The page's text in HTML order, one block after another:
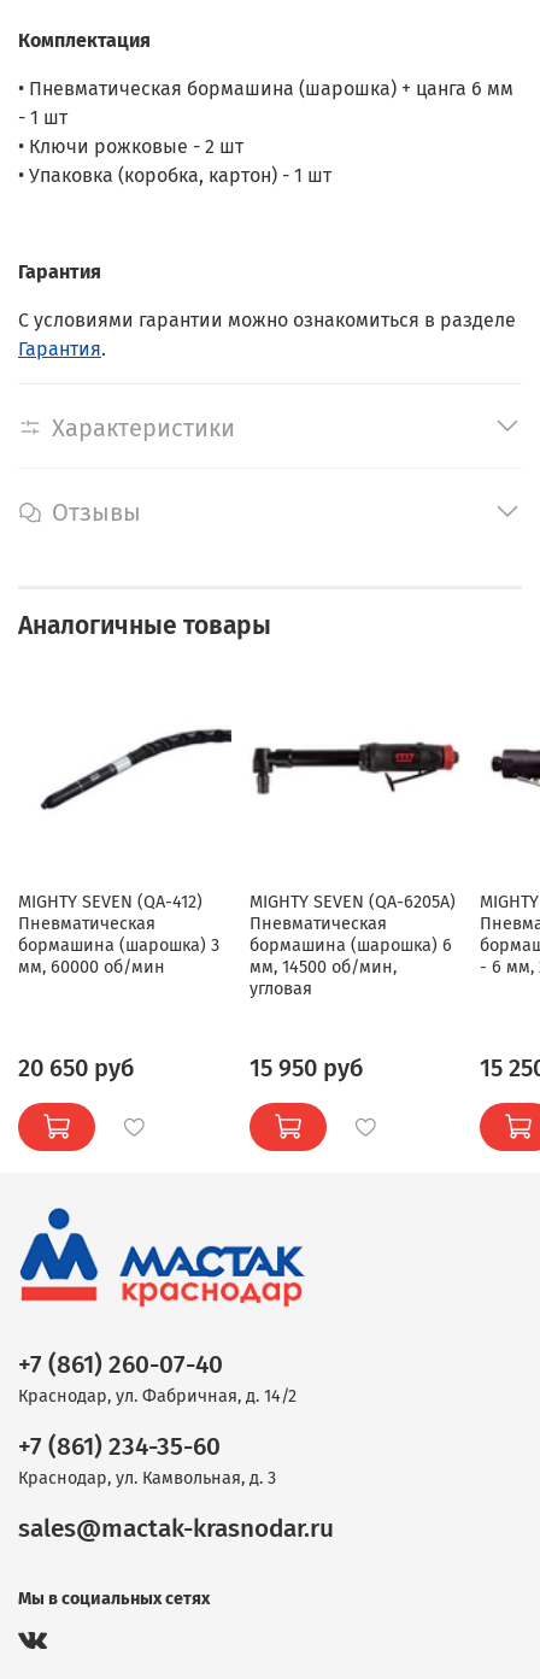
Комплектация
• Пневматическая бормашина (шарошка) + цанга 6 мм
- 1 шт
• Ключи рожковые - 2 шт
• Упаковка (коробка, картон) - 1 шт
Гарантия
С условиями гарантии можно ознакомиться в разделе
Гарантия.
Характеристики
Отзывы
Аналогичные товары
MIGHTY SEVEN (QA-412)
Пневматическая
бормашина (шарошка) 3
мм, 60000 об/мин
20 650 руб
MIGHTY SEVEN (QA-6205A)
Пневматическая
бормашина (шарошка) 6
мм, 14500 об/мин,
угловая
15 950 руб
- 6 мм,
15
+7 (861) 260-07-40
Краснодар, ул. Фабричная, д. 14/2
+7 (861) 234-35-60
Краснодар, ул. Камвольная, д. 3
sales@mactak-krasnodar.ru
Мы в социальных сетях